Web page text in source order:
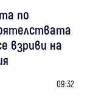
по
взриви на
09:32